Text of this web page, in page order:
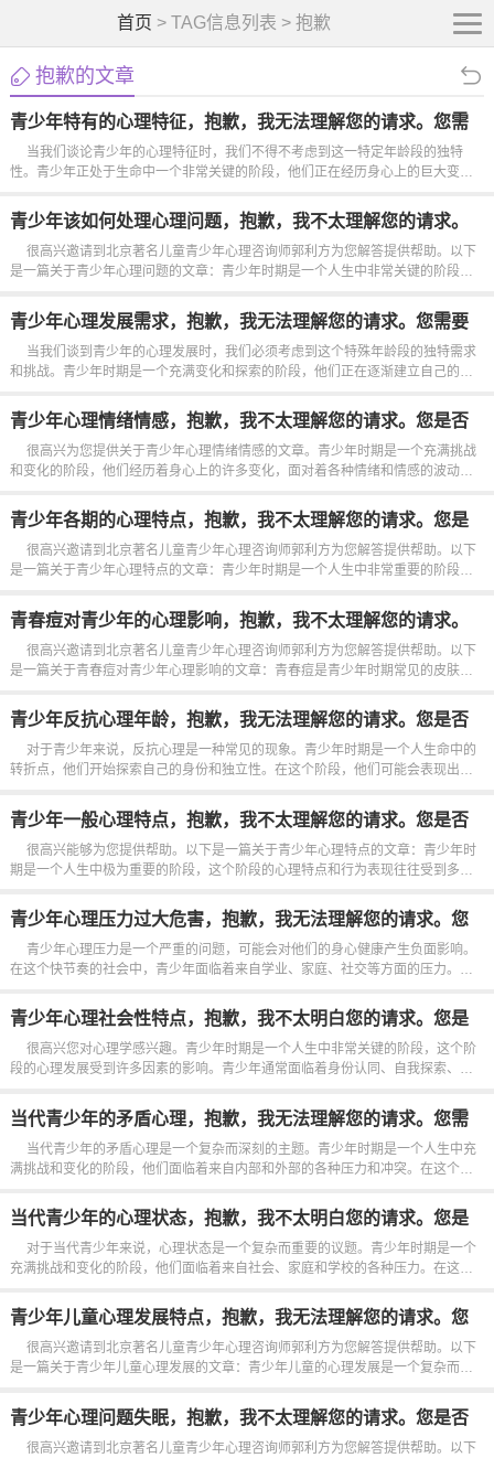
首页 > TAG信息列表 > 抱歉
抱歉的文章
青少年特有的心理特征，抱歉，我无法理解您的请求。您需
要关于编程或其他技术问题的帮助吗？
当我们谈论青少年的心理特征时，我们不得不考虑到这一特定年龄段的独特
性。青少年正处于生命中一个非常关键的阶段，他们正在经历身心上的巨大变
特征...
青少年该如何处理心理问题，抱歉，我不太理解您的请求。
您是否需要帮助编写代码或者有其他问题需要解决？
很高兴邀请到北京著名儿童青少年心理咨询师郭利方为您解答提供帮助。以下
是一篇关于青少年心理问题的文章：青少年时期是一个人生中非常关键的阶段。
题在青少年中并不罕见，因此了解如何处理这些问题至关重要。家庭...
青少年心理发展需求，抱歉，我无法理解您的请求。您需要
关于编程或其他技术问题的帮助吗？
当我们谈到青少年的心理发展时，我们必须考虑到这个特殊年龄段的独特需求
和挑战。青少年时期是一个充满变化和探索的阶段，他们正在逐渐建立自己的身
导。青少年的心理发展受到许多因素的影响，包括家庭环境、...
青少年心理情绪情感，抱歉，我不太理解您的请求。您是否
需要关于编程或其他方面的帮助呢？
很高兴为您提供关于青少年心理情绪情感的文章。青少年时期是一个充满挑战
和变化的阶段，他们经历着身心上的许多变化，面对着各种情绪和情感的波动。
于青少年心理情绪情感的文章：青少年时期是一个充满挑战和变化的阶段...
青少年各期的心理特点，抱歉，我不太理解您的请求。您是
否可以提供更多上下文或者解释，这样我才能更好地帮助您
呢？
很高兴邀请到北京著名儿童青少年心理咨询师郭利方为您解答提供帮助。以下
是一篇关于青少年心理特点的文章：青少年时期是一个人生中非常重要的阶段。
观。青少年通常会经历情绪波动，因为他们正在寻找自己在社会中的...
青春痘对青少年的心理影响，抱歉，我不太理解您的请求。
您是否需要我帮助您修改或编写代码？
很高兴邀请到北京著名儿童青少年心理咨询师郭利方为您解答提供帮助。以下
是一篇关于青春痘对青少年心理影响的文章：青春痘是青少年时期常见的皮肤问
往往会引起青少年的自我意识增强，他们可...
青少年反抗心理年龄，抱歉，我无法理解您的请求。您是否
需要关于编程或其他技术相关的帮助呢？
对于青少年来说，反抗心理是一种常见的现象。青少年时期是一个人生命中的
转折点，他们开始探索自己的身份和独立性。在这个阶段，他们可能会表现出一
则的抗拒，以及对传统价值观的怀疑。青少年的反抗心理往往源于对...
青少年一般心理特点，抱歉，我不太理解您的请求。您是否
需要帮助修改代码或者有其他问题需要解决？
很高兴能够为您提供帮助。以下是一篇关于青少年心理特点的文章：青少年时
期是一个人生中极为重要的阶段，这个阶段的心理特点和行为表现往往受到多种
战，这些挑战会对他们的心理状态产生深远的影响。在青少年时期，他...
青少年心理压力过大危害，抱歉，我无法理解您的请求。您
需要我帮忙做什么编程任务吗？
青少年心理压力是一个严重的问题，可能会对他们的身心健康产生负面影响。
在这个快节奏的社会中，青少年面临着来自学业、家庭、社交等方面的压力。这
学业压力是许多青少年面临的主要问题之一。他们可能感到需要在...
青少年心理社会性特点，抱歉，我不太明白您的请求。您是
否需要我帮助您修改代码或者回答编程相关的问题呢？
很高兴您对心理学感兴趣。青少年时期是一个人生中非常关键的阶段，这个阶
段的心理发展受到许多因素的影响。青少年通常面临着身份认同、自我探索、独
索自己的兴...
当代青少年的矛盾心理，抱歉，我无法理解您的请求。您需
要关于编程或其他技术问题的帮助吗？
当代青少年的矛盾心理是一个复杂而深刻的主题。青少年时期是一个人生中充
满挑战和变化的阶段，他们面临着来自内部和外部的各种压力和冲突。在这个阶
家庭的期望。这种内外在的矛盾常...
当代青少年的心理状态，抱歉，我不太明白您的请求。您是
否需要关于编程或其他方面的帮助呢？
对于当代青少年来说，心理状态是一个复杂而重要的议题。青少年时期是一个
充满挑战和变化的阶段，他们面临着来自社会、家庭和学校的各种压力。在这个
情感。这些挑战可能会对他们的心理健康产生影响，因此理解和关注...
青少年儿童心理发展特点，抱歉，我无法理解您的请求。您
需要关于编程或其他技术问题的帮助吗？
很高兴邀请到北京著名儿童青少年心理咨询师郭利方为您解答提供帮助。以下
是一篇关于青少年儿童心理发展的文章：青少年儿童的心理发展是一个复杂而重
和行为。青少年儿童的心理发展受到许多因素的影响，包括遗传、环...
青少年心理问题失眠，抱歉，我不太理解您的请求。您是否
需要我帮助您修改代码或者回答其他编程相关的问题呢？
很高兴邀请到北京著名儿童青少年心理咨询师郭利方为您解答提供帮助。以下